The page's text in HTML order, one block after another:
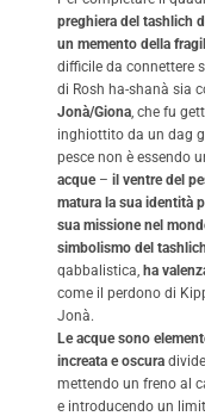
preghiera del tashlich
un memento della
difficile da connettere
di Rosh ha-shanà sia
Jonà/Giona , che fu
inghiottito da un dag
pesce non è essendo
acque– il ventre del
matura la sua identità
sua missione nel
simbolismo del tashlich
qabbalistica, ha
come il perdono di
Jonà.
Le acque sono
increata e oscura
mettendo un freno al
e introducendo un